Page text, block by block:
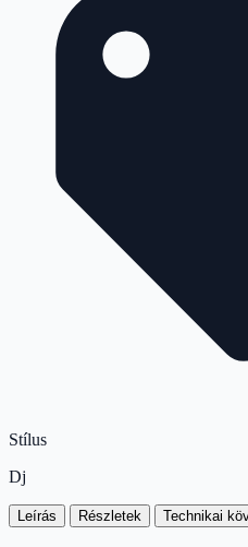
Stílus
Dj
Leírás Részletek Technikai